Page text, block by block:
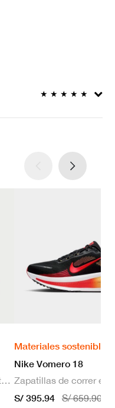
★ ★ ★ ★ ★
Polo de fútbol de manga corta Dri-FIT para hombre
Materiales sostenibles
Nike Vomero 18
S/ 395.94
S/ 659.90